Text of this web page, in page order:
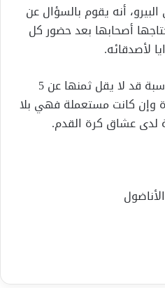
أنه يقوم بالسؤال عن
أصحابها بعد حضور كل
لأصدقائه.
وأضاف أن شراء أي هدية مناسبة قد لا يقل ثمنها عن 5
وإن كانت مستعملة فهي بلا
لدى عشاق كرة القدم.